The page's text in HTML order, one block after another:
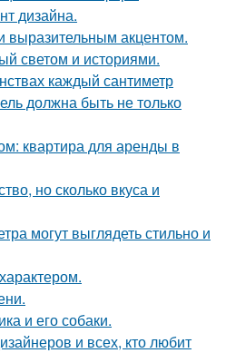
дизайна.
выразительным акцентом.
светом и историями.
каждый сантиметр
должна быть не только
квартира для аренды в
но сколько вкуса и
могут выглядеть стильно и
и его собаки.
и всех, кто любит